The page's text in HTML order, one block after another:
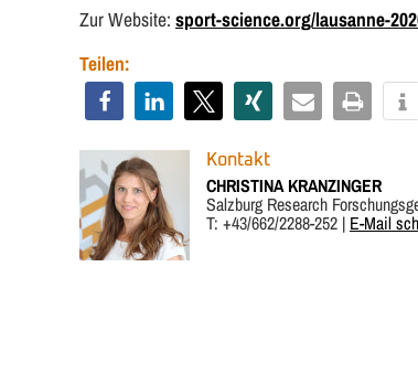
Zur Website: sport-science.org/lausanne-
Teilen:
Kontakt
CHRISTINA KRANZINGER
Salzburg Research
T: +43/662/2288-252 | E-Mail